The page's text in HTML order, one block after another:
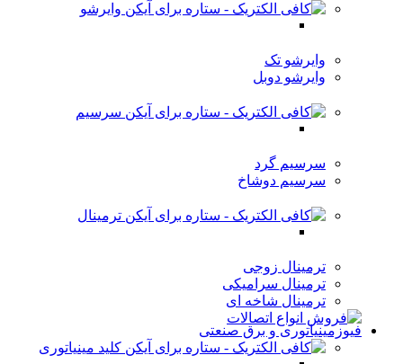
وایرشو
وایرشو تک
وایرشو دوبل
سرسیم
سرسیم گرد
سرسیم دوشاخ
ترمینال
ترمینال زوجی
ترمینال سرامیکی
ترمینال شاخه ای
فیوزمینیاتوری و برق صنعتی
کلید مینیاتوری